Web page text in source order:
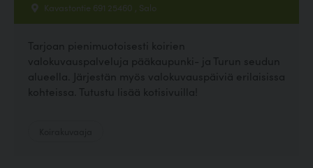
Kavastontie 691 25460 , Salo
Tarjoan pienimuotoisesti koirien
valokuvauspalveluja pääkaupunki- ja Turun seudun
alueella. Järjestän myös valokuvauspäiviä erilaisissa
kohteissa. Tutustu lisää kotisivuilla!